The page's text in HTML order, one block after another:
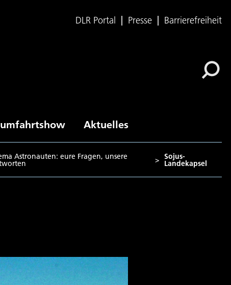
DLR Portal Presse Barrierefreiheit
Aktuelles
Astronauten: eure Fragen, unsere > Sojus-
Landekapsel